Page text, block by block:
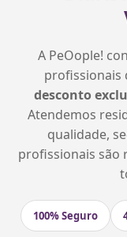
A PeOople!
profissionais
desconto
Atendemos
qualidade,
profissionais são
100% Seguro